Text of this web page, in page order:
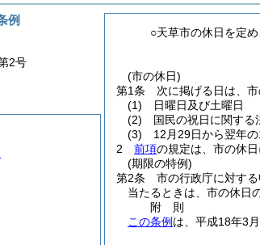
○天草市の休日を定め
(市の休日)
第1条
次に掲げる日は、
(1)
日曜日及び土曜日
(2)
国民の祝日に関する
(3)
12月29日から翌年
2
前項の規定は、市の休
(期限の特例)
第2条
市の行政庁に対す
当たるときは、市の休日
附 則
この条例 は、平成18年3
例
2号